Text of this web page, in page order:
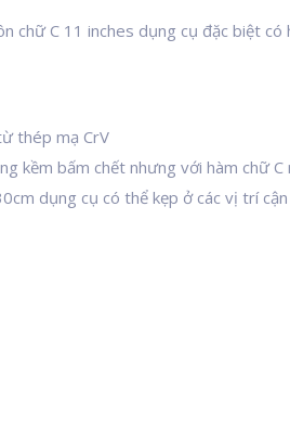
chữ C 11 inches dụng cụ đặc biệt
thép mạ CrV
kềm bấm chết nhưng với hàm chữ C
dụng cụ có thể kẹp ở các vị trí